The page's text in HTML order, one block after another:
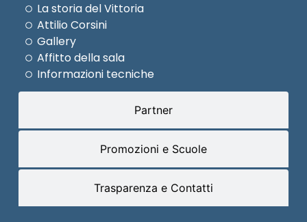
Partner
Promozioni e Scuole
Trasparenza e Contatti
La storia del Vittoria
Attilio Corsini
Gallery
Affitto della sala
Informazioni tecniche